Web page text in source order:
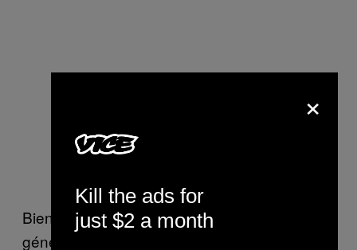
Bien que les cryptomonnaies soient
généralement plus fluctuantes que les
×
Kill the ads for
just $2 a month